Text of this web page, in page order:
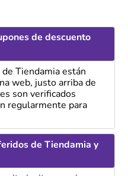
de descuento
Tiendamia están
web, justo arriba de
son verificados
regularmente para
de Tiendamia y